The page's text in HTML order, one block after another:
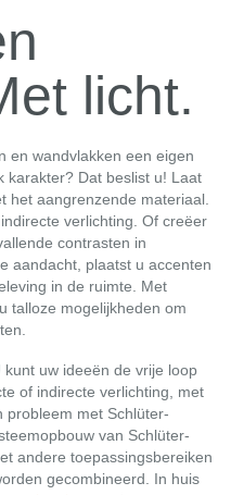
licht.
en wandvlakken een eigen
karakter? Dat beslist u! Laat
het aangrenzende materiaal.
verlichting. Of creëer
contrasten in
aandacht, plaatst u accenten
in de ruimte. Met
talloze mogelijkheden om
uw ideeën de vrije loop
of indirecte verlichting, met
probleem met Schlüter-
van Schlüter-
andere toepassingsbereiken
gecombineerd. In huis